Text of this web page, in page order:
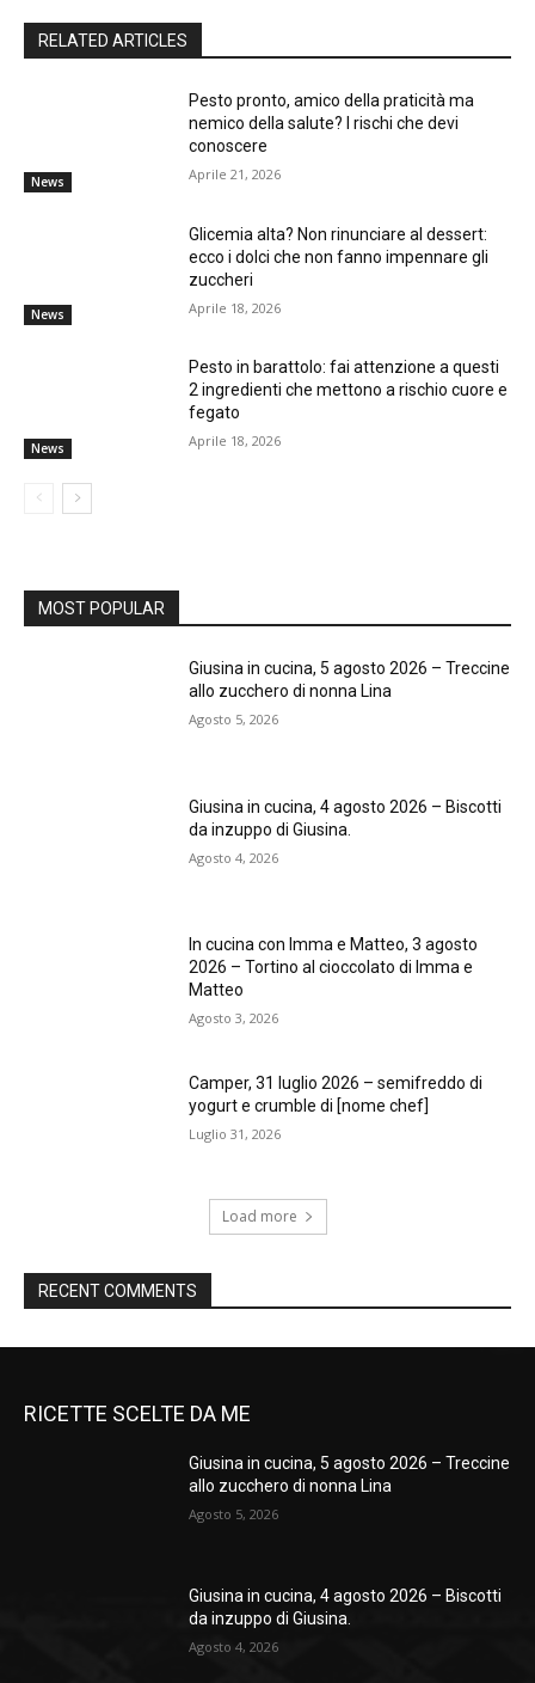
RELATED ARTICLES
News
Pesto pronto, amico della praticità ma
nemico della salute? I rischi che devi
conoscere
Aprile 21, 2026
News
Glicemia alta? Non rinunciare al dessert:
ecco i dolci che non fanno impennare gli
zuccheri
Aprile 18, 2026
News
Pesto in barattolo: fai attenzione a questi
2 ingredienti che mettono a rischio cuore e
fegato
Aprile 18, 2026
MOST POPULAR
Giusina in cucina, 5 agosto 2026 – Treccine
allo zucchero di nonna Lina
Agosto 5, 2026
Giusina in cucina, 4 agosto 2026 – Biscotti
da inzuppo di Giusina.
Agosto 4, 2026
In cucina con Imma e Matteo, 3 agosto
2026 – Tortino al cioccolato di Imma e
Matteo
Agosto 3, 2026
Camper, 31 luglio 2026 – semifreddo di
yogurt e crumble di [nome chef]
Luglio 31, 2026
Load more
RECENT COMMENTS
RICETTE SCELTE DA ME
Giusina in cucina, 5 agosto 2026 – Treccine
allo zucchero di nonna Lina
Agosto 5, 2026
Giusina in cucina, 4 agosto 2026 – Biscotti
da inzuppo di Giusina.
Agosto 4, 2026